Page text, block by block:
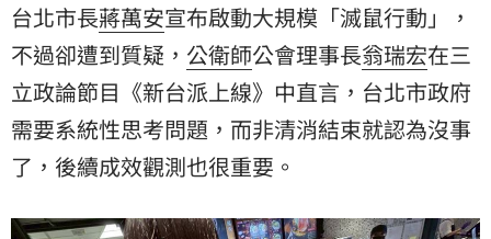
台北市長蔣萬安宣布啟動大規模「滅鼠行動」，
不過卻遭到質疑， 公衛師公會理事長翁瑞宏在三
立政論節目《新台派上線》中直言，台北市政府
需要系統性思考問題，而非清消結束就認為沒事
了，後續成效觀測也很重要。